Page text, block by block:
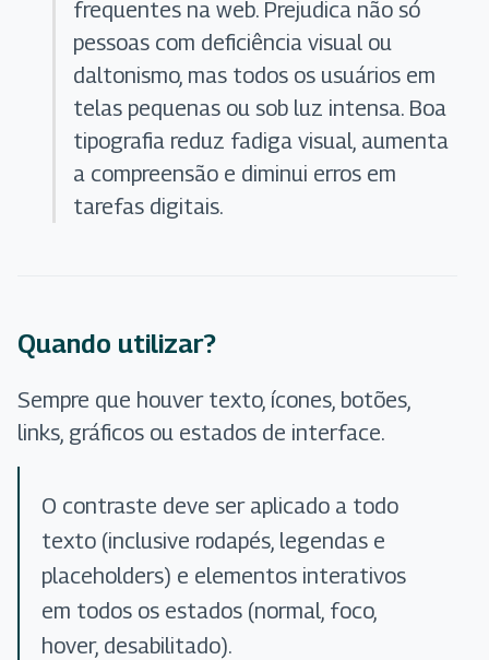
frequentes na web. Prejudica não só
pessoas com deficiência visual ou
daltonismo, mas todos os usuários em
telas pequenas ou sob luz intensa. Boa
tipografia reduz fadiga visual, aumenta
a compreensão e diminui erros em
tarefas digitais.
Quando utilizar?
Sempre que houver texto, ícones, botões,
links, gráficos ou estados de interface.
O contraste deve ser aplicado a todo
texto (inclusive rodapés, legendas e
placeholders) e elementos interativos
em todos os estados (normal, foco,
hover, desabilitado).